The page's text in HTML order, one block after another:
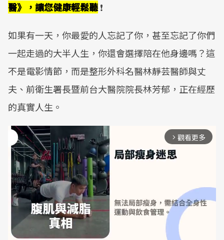
醫》，讓您健康輕鬆聽❗
如果有一天，你最愛的人忘記了你，甚至忘記了你們
一起走過的大半人生，你還會選擇陪在他身邊嗎？這
不是電影情節，而是整形外科名醫林靜芸醫師與丈
夫、前衛生署長暨前台大醫院院長林芳郁，正在經歷
的真實人生。
arrow_forward_ios 觀看更多